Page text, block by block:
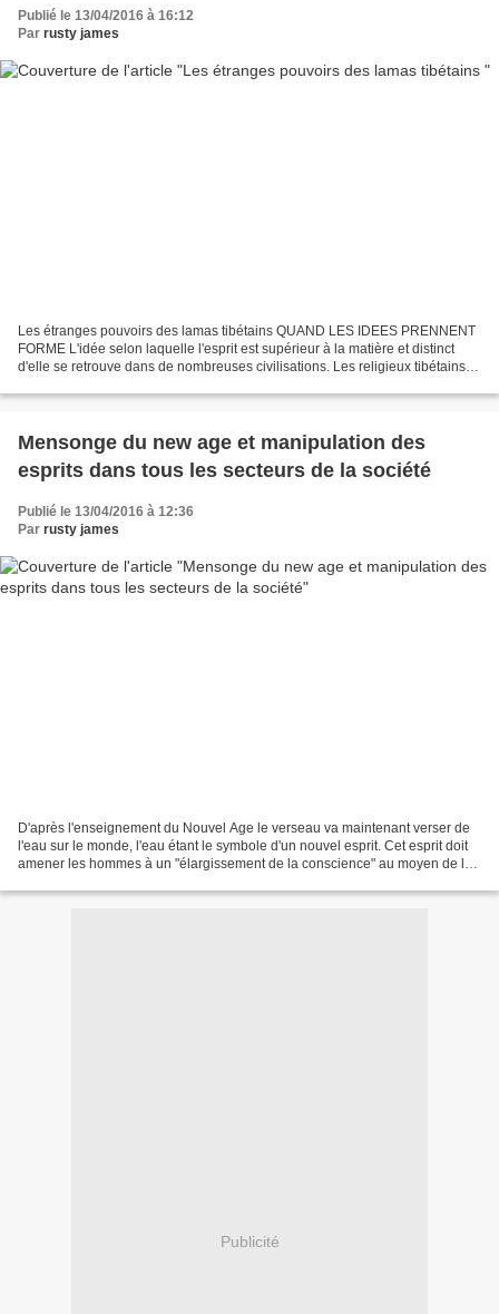
Publié le 13/04/2016 à 16:12
Par rusty james
Les étranges pouvoirs des lamas tibétains QUAND LES IDEES PRENNENT
FORME L'idée selon laquelle l'esprit est supérieur à la matière et distinct
d'elle se retrouve dans de nombreuses civilisations. Les religieux tibétains,
Mensonge du new age et manipulation des
esprits dans tous les secteurs de la société
Publié le 13/04/2016 à 12:36
Par rusty james
D'après l'enseignement du Nouvel Age le verseau va maintenant verser de
l'eau sur le monde, l'eau étant le symbole d'un nouvel esprit. Cet esprit doit
amener les hommes à un "élargissement de la conscience" au moyen de la
Publicité